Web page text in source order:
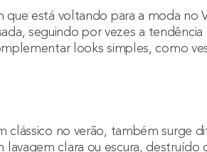
está voltando para a moda no
seguindo por vezes a tendência
looks simples, como
clássico no verão, também surge
clara ou escura, destruído